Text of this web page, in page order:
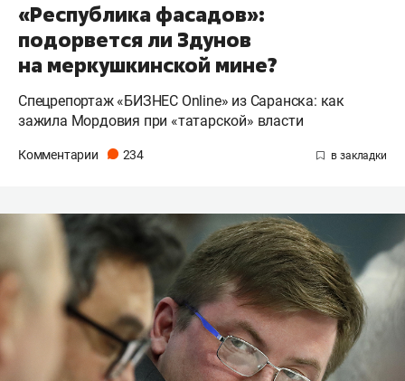
«Республика фасадов»:
подорвется ли Здунов
на меркушкинской мине?
Спецрепортаж «БИЗНЕС Online» из Саранска: как
зажила Мордовия при «татарской» власти
Комментарии 234